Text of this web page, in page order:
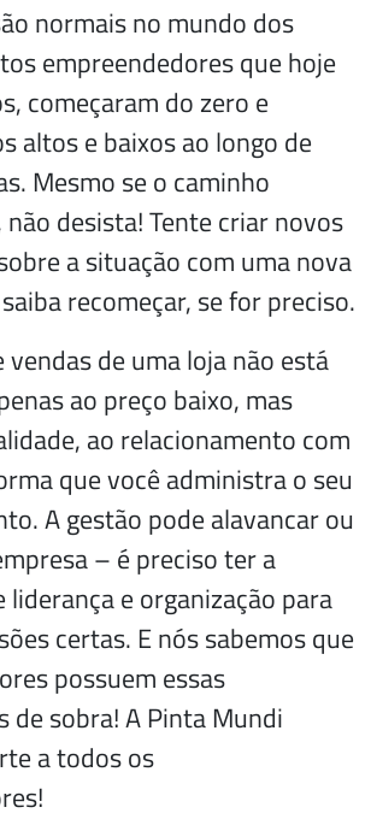
normais no mundo dos
empreendedores que hoje
começaram do zero e
altos e baixos ao longo de
Mesmo se o caminho
desista! Tente criar novos
a situação com uma nova
recomeçar, se for preciso.
vendas de uma loja não está
ao preço baixo, mas
ao relacionamento com
que você administra o seu
A gestão pode alavancar ou
– é preciso ter a
liderança e organização para
certas. E nós sabemos que
possuem essas
de sobra! A Pinta Mundi
a todos os